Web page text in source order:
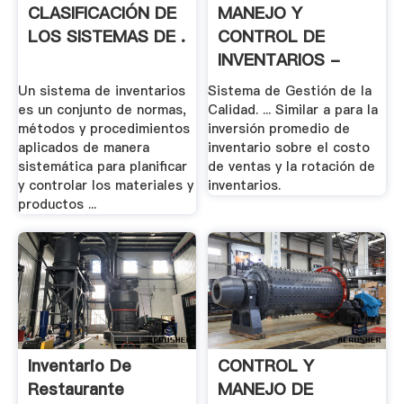
CLASIFICACIÓN DE
LOS SISTEMAS DE .
Un sistema de inventarios
es un conjunto de normas,
métodos y procedimientos
aplicados de manera
sistemática para planificar
y controlar los materiales y
productos ...
MANEJO Y
CONTROL DE
INVENTARIOS -
Google .
Sistema de Gestión de la
Calidad. ... Similar a para la
inversión promedio de
inventario sobre el costo
de ventas y la rotación de
inventarios.
Inventario De
Restaurante
CONTROL Y
MANEJO DE